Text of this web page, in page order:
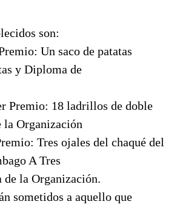
son:
Un saco de patatas
y Diploma de
Premio: 18 ladrillos de doble
la Organización
Tres ojales del chaqué del
A Tres
la Organización.
sometidos a aquello que